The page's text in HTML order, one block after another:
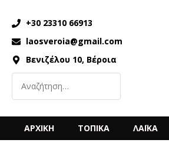
+30 23310 66913
laosveroia@gmail.com
Βενιζέλου 10, Βέροια
ΑΡΧΙΚΗ ΤΟΠΙΚΑ ΛΑΪΚΑ